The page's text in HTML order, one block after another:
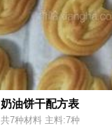
奶油饼干配方表
共7种材料 主料:7种